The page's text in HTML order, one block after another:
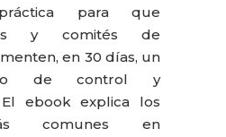
para que
y comités de
en 30 días, un
de control y
El ebook explica los
comunes en